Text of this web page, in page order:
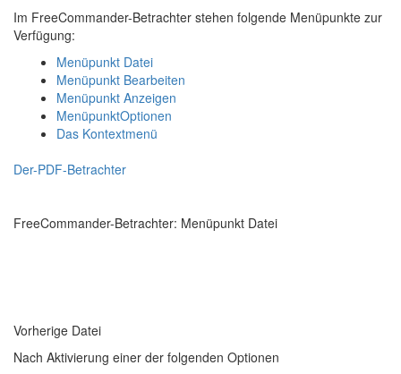
Im FreeCommander-Betrachter stehen folgende Menüpunkte zur
Verfügung:
Menüpunkt Datei
Menüpunkt Bearbeiten
Menüpunkt Anzeigen
MenüpunktOptionen
Das Kontextmenü
Der-PDF-Betrachter
FreeCommander-Betrachter: Menüpunkt Datei
Vorherige Datei
Nach Aktivierung einer der folgenden Optionen